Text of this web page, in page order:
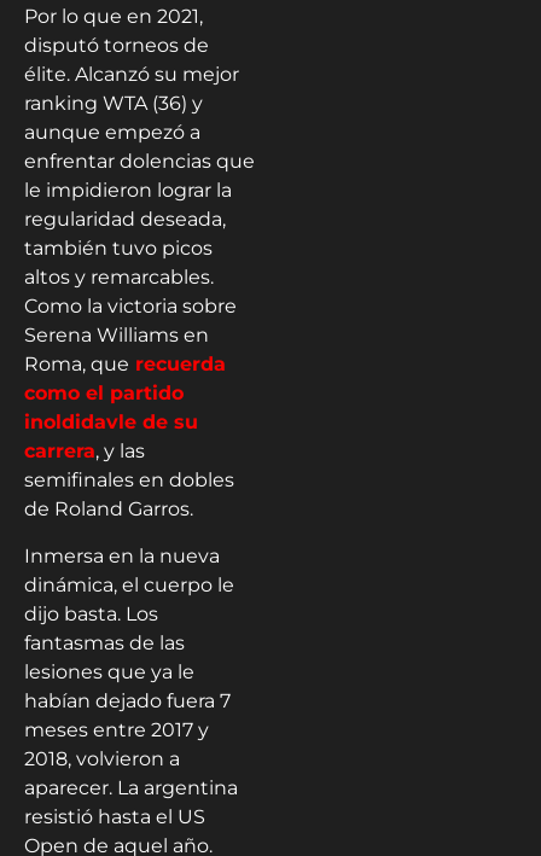
Por lo que en 2021,
disputó torneos de
élite. Alcanzó su mejor
ranking WTA (36) y
aunque empezó a
enfrentar dolencias que
le impidieron lograr la
regularidad deseada,
también tuvo picos
altos y remarcables.
Como la victoria sobre
Serena Williams en
Roma, que recuerda
como el partido
inoldidavle de su
carrera, y las
semifinales en dobles
de Roland Garros.
Inmersa en la nueva
dinámica, el cuerpo le
dijo basta. Los
fantasmas de las
lesiones que ya le
habían dejado fuera 7
meses entre 2017 y
2018, volvieron a
aparecer. La argentina
resistió hasta el US
Open de aquel año.